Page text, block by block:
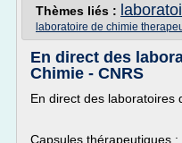
Thèmes liés :
laboratoire de chimie
En direct des
Chimie - CNRS
En direct des laboratoires
Capsules thérapeutiques